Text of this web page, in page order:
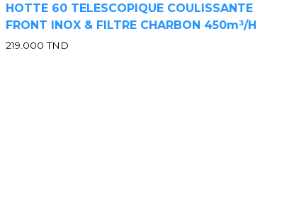
HOTTE 60 TELESCOPIQUE COULISSANTE
FRONT INOX & FILTRE CHARBON 450m³/H
219.000TND